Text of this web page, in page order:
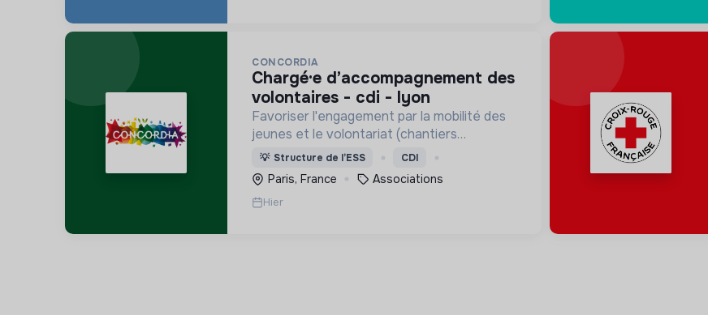
CONCORDIA
chargé·e d’accompagnement des
volontaires - cdi - lyon
Favoriser l'engagement par la mobilité des
jeunes et le volontariat (chantiers
internationaux, volontariats européens,
Service Civique).
💡 Structure de l’ESS CDI
Paris, France Associations
Hier